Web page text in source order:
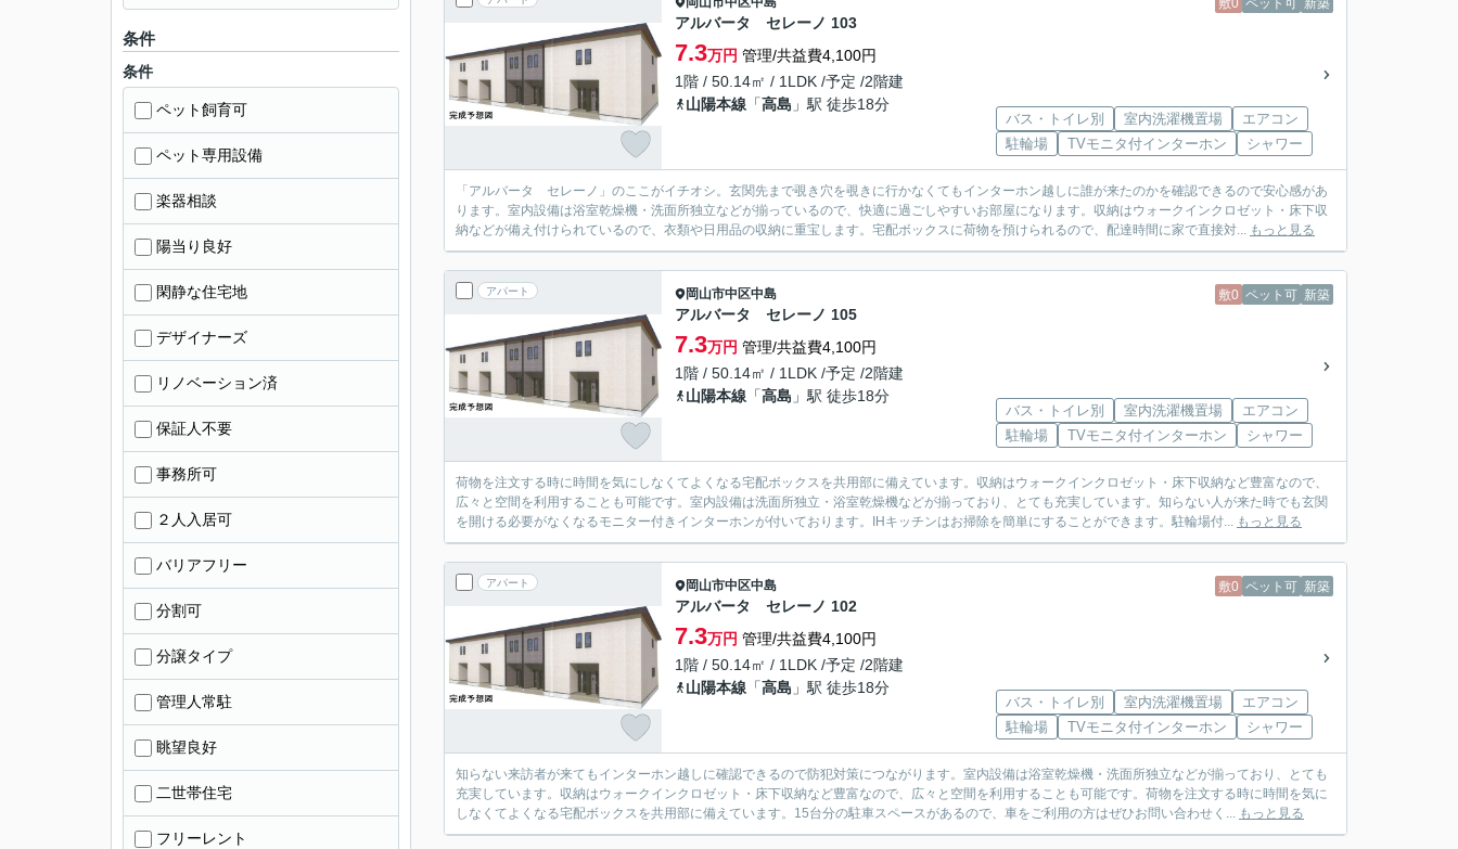
敷0 ペット可 新築
アルバータ セレーノ 103
7.3万円 管理/共益費4,100円
1階 / 50.14㎡ / 1LDK /予定 /2階建
山陽本線 「高島 」駅 徒歩18分
バス・トイレ別 室内洗濯機置場
エアコン
駐輪場
TVモニタ付インターホン シャワー
「アルバータ セレーノ」のここがイチオシ。玄関先まで覗き穴を覗きに行かなくてもインターホン越しに誰が来たのかを確認できるので安心感があ
ります。室内設備は浴室乾燥機・洗面所独立などが揃っているので、快適に過ごしやすいお部屋になります。収納はウォークインクロゼット・床下収
納などが備え付けられているので、衣類や日用品の収納に重宝します。宅配ボックスに荷物を預けられるので、配達時間に家で直接対... もっと見る
アパート 敷0 ペット可 新築
岡山市中区中島
アルバータ セレーノ 105
7.3万円 管理/共益費4,100円
1階 / 50.14㎡ / 1LDK /予定 /2階建
山陽本線 「高島 」駅 徒歩18分
バス・トイレ別 室内洗濯機置場
エアコン
駐輪場
TVモニタ付インターホン シャワー
荷物を注文する時に時間を気にしなくてよくなる宅配ボックスを共用部に備えています。収納はウォークインクロゼット・床下収納など豊富なので、
広々と空間を利用することも可能です。室内設備は洗面所独立・浴室乾燥機などが揃っており、とても充実しています。知らない人が来た時でも玄関
を開ける必要がなくなるモニター付きインターホンが付いております。IHキッチンはお掃除を簡単にすることができます。駐輪場付... もっと見る
アパート 敷0 ペット可 新築
岡山市中区中島
アルバータ セレーノ 102
7.3万円 管理/共益費4,100円
1階 / 50.14㎡ / 1LDK /予定 /2階建
山陽本線 「高島 」駅 徒歩18分
バス・トイレ別 室内洗濯機置場
エアコン
駐輪場
TVモニタ付インターホン シャワー
知らない来訪者が来てもインターホン越しに確認できるので防犯対策につながります。室内設備は浴室乾燥機・洗面所独立などが揃っており、とても
充実しています。収納はウォークインクロゼット・床下収納など豊富なので、広々と空間を利用することも可能です。荷物を注文する時に時間を気に
しなくてよくなる宅配ボックスを共用部に備えています。15台分の駐車スペースがあるので、車をご利用の方はぜひお問い合わせく... もっと見る
条件
条件
ペット飼育可
ペット専用設備
楽器相談
陽当り良好
閑静な住宅地
デザイナーズ
リノベーション済
保証人不要
事務所可
２人入居可
バリアフリー
分割可
分譲タイプ
管理人常駐
眺望良好
二世帯住宅
フリーレント